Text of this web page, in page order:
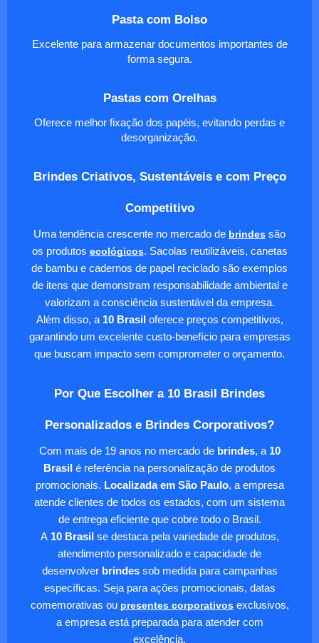
Pasta com Bolso
Excelente para armazenar documentos importantes de
forma segura.
Pastas com Orelhas
Oferece melhor fixação dos papéis, evitando perdas e
desorganização.
Brindes Criativos, Sustentáveis e com Preço
Competitivo
Uma tendência crescente no mercado de brindes são
os produtos ecológicos. Sacolas reutilizáveis, canetas
de bambu e cadernos de papel reciclado são exemplos
de itens que demonstram responsabilidade ambiental e
valorizam a consciência sustentável da empresa.
Além disso, a 10 Brasiloferece preços competitivos,
garantindo um excelente custo-benefício para empresas
que buscam impacto sem comprometer o orçamento.
Por Que Escolher a 10 Brasil Brindes
Personalizados e Brindes Corporativos?
Com mais de 19 anos no mercado de brindes, a 10
Brasil é referência na personalização de produtos
promocionais. Localizada em São Paulo, a empresa
atende clientes de todos os estados, com um sistema
de entrega eficiente que cobre todo o Brasil.
A10 Brasilse destaca pela variedade de produtos,
atendimento personalizado e capacidade de
desenvolver brindessob medida para campanhas
específicas. Seja para ações promocionais, datas
comemorativas ou presentes corporativosexclusivos,
a empresa está preparada para atender com
excelência.